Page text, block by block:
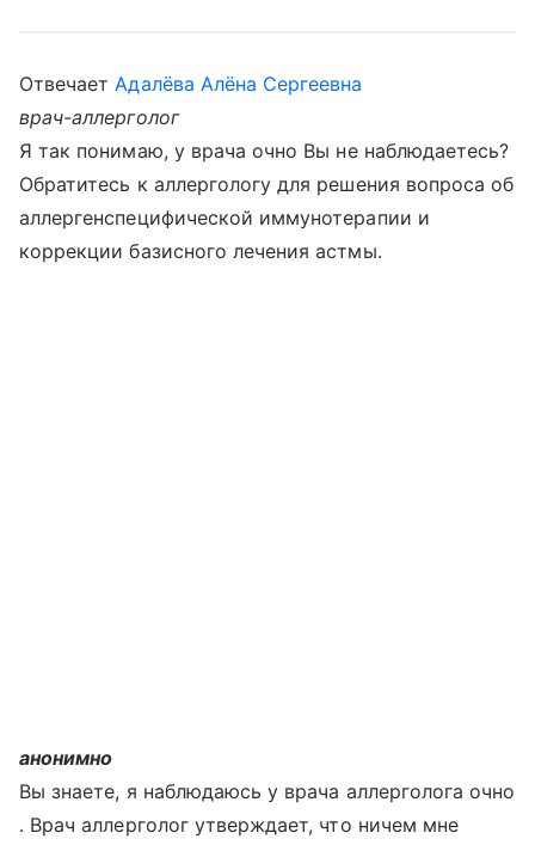
ОтвечаетАдалёва Алёна Сергеевна
врач-аллерголог
Я так понимаю, у врача очно Вы не наблюдаетесь?
Обратитесь к аллергологу для решения вопроса об
аллергенспецифической иммунотерапии и
коррекции базисного лечения астмы.
анонимно
Вы знаете, я наблюдаюсь у врача аллерголога очно
. Врач аллерголог утверждает, что ничем мне